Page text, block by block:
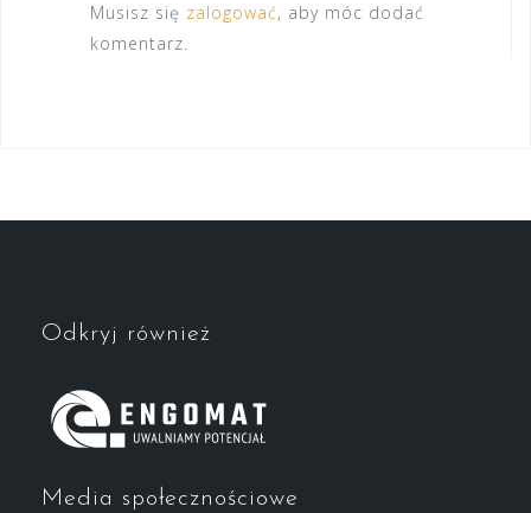
Musisz się zalogować, aby móc dodać
komentarz.
Odkryj również
Media społecznościowe